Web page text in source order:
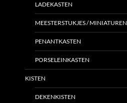
LADEKASTEN
MEESTERSTUKJES / MINIATUREN
PENANTKASTEN
PORSELEINKASTEN
KISTEN
DEKENKISTEN